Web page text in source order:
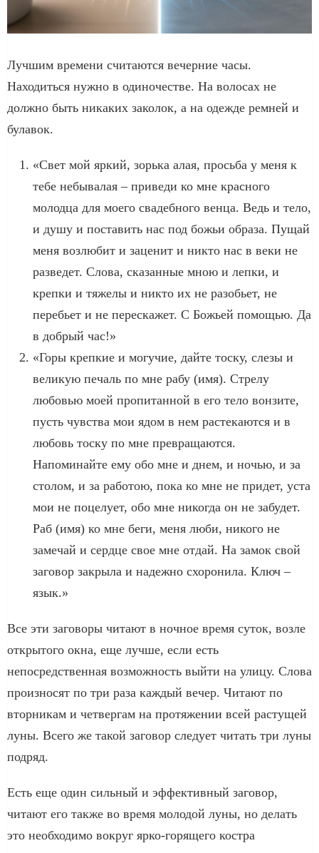
Лучшим времени считаются вечерние часы.
Находиться нужно в одиночестве. На волосах не
должно быть никаких заколок, а на одежде ремней и
булавок.
«Свет мой яркий, зорька алая, просьба у меня к
тебе небывалая – приведи ко мне красного
молодца для моего свадебного венца. Ведь и тело,
и душу и поставить нас под божьи образа. Пущай
меня возлюбит и заценит и никто нас в веки не
разведет. Слова, сказанные мною и лепки, и
крепки и тяжелы и никто их не разобьет, не
перебьет и не перескажет. С Божьей помощью. Да
в добрый час!»
«Горы крепкие и могучие, дайте тоску, слезы и
великую печаль по мне рабу (имя). Стрелу
любовью моей пропитанной в его тело вонзите,
пусть чувства мои ядом в нем растекаются и в
любовь тоску по мне превращаются.
Напоминайте ему обо мне и днем, и ночью, и за
столом, и за работою, пока ко мне не придет, уста
мои не поцелует, обо мне никогда он не забудет.
Раб (имя) ко мне беги, меня люби, никого не
замечай и сердце свое мне отдай. На замок свой
заговор закрыла и надежно схоронила. Ключ –
язык.»
Все эти заговоры читают в ночное время суток, возле
открытого окна, еще лучше, если есть
непосредственная возможность выйти на улицу. Слова
произносят по три раза каждый вечер. Читают по
вторникам и четвергам на протяжении всей растущей
луны. Всего же такой заговор следует читать три луны
подряд.
Есть еще один сильный и эффективный заговор,
читают его также во время молодой луны, но делать
это необходимо вокруг ярко-горящего костра